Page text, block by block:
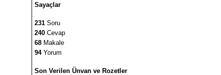
Sayaçlar
231 Soru
240 Cevap
68 Makale
94Yorum
Son Verilen Ünvan ve Rozetler